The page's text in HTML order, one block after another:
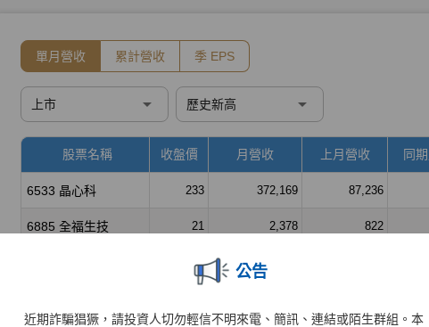
公告
近期詐騙猖獗，請投資人切勿輕信不明來電、簡訊、連結或陌生群組。本